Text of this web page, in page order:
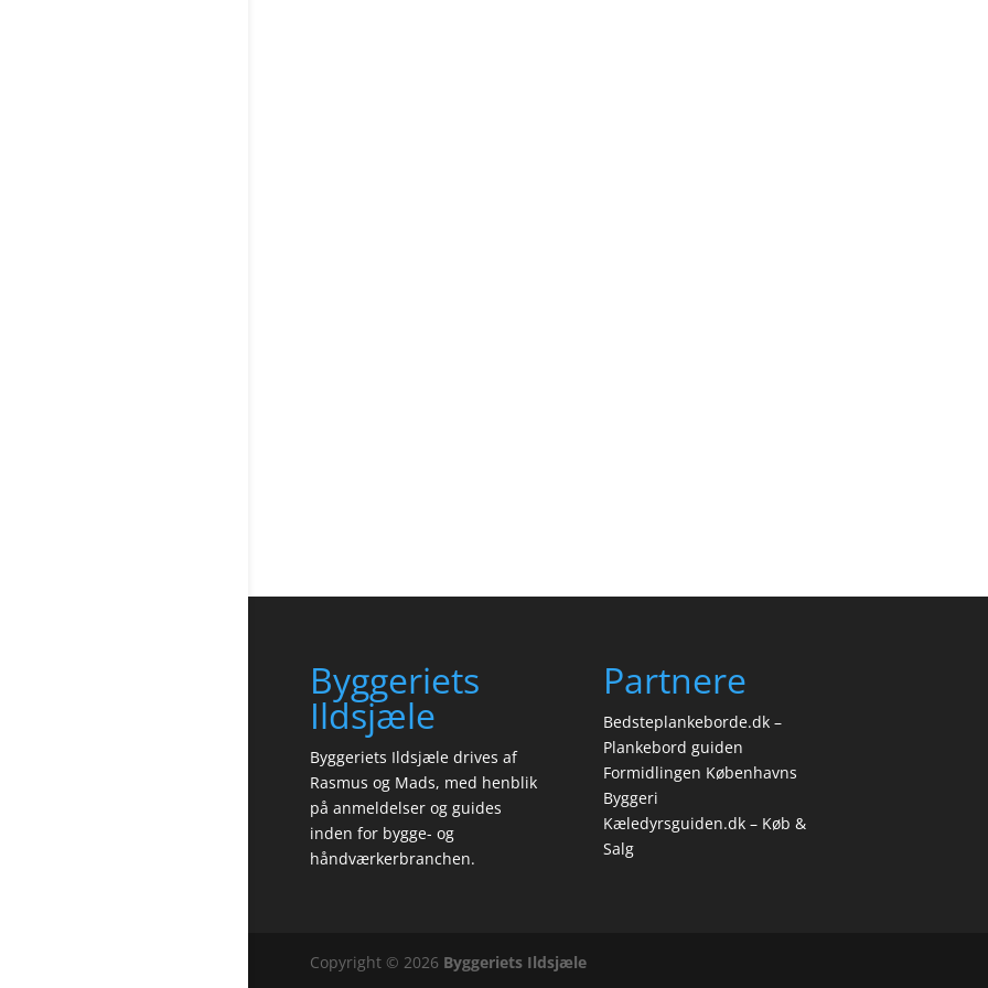
Byggeriets
Ildsjæle
Byggeriets Ildsjæle drives af
Rasmus og Mads, med henblik
på anmeldelser og guides
inden for bygge- og
håndværkerbranchen.
Partnere
Bedsteplankeborde.dk –
Plankebord guiden
Formidlingen Københavns
Byggeri
Kæledyrsguiden.dk – Køb &
Salg
Copyright © 2026 Byggeriets Ildsjæle